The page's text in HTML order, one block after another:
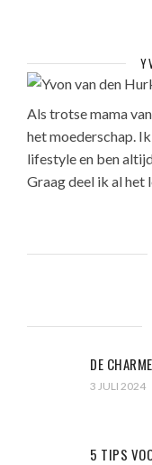
Als trotse mama
het moederschap.
lifestyle en ben
Graag deel ik al het
DE
3 JULI 2024
5 TIPS